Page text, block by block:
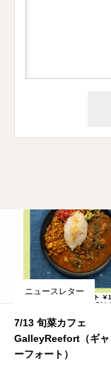
ニュースレター
7/13 旬菜カフェ
GalleyReefort（ギャ
ーフォート）